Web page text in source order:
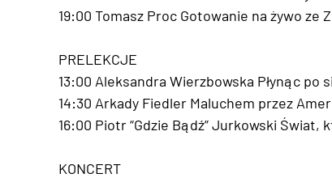
19:00 Tomasz Proc Gotowanie na żywo ze
PRELEKCJE
13:00 Aleksandra Wierzbowska Płynąc po
14:30 Arkady Fiedler Maluchem przez
16:00 Piotr “Gdzie Bądź” Jurkowski Świat,
KONCERT